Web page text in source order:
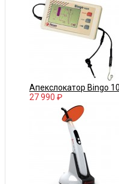
Апекслокатор Bingo
27 990 ₽